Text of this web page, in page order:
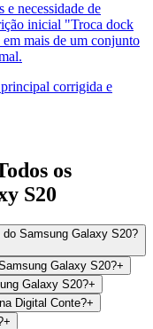
necessidade de
inicial "Troca dock
mais de um conjunto
corrigida e
os
S20
Samsung Galaxy S20?
Galaxy S20?+
Galaxy S20?+
Digital Conte?+
+